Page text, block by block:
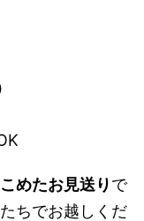
めたお見送りで
ちでお越しくだ